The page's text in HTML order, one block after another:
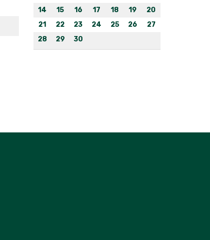
14
15 16 17 18 19
20
21
22 23 24 25 26
27
28
29 30